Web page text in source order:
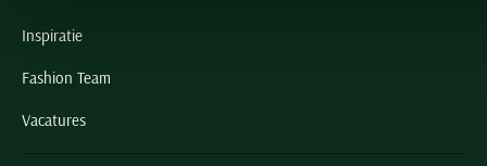
Inspiratie
Fashion Team
Vacatures